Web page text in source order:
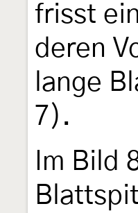
frisst
deren
lange
7).
Im Bild